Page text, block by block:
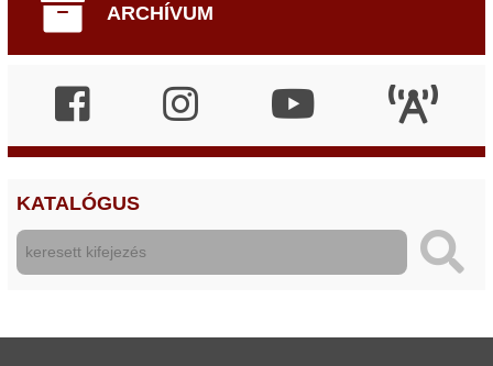
ARCHÍVUM
KATALÓGUS